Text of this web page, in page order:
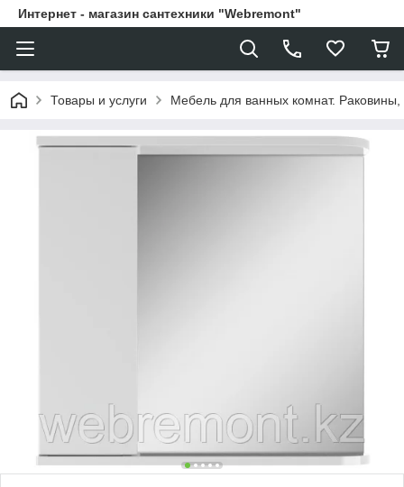
Интернет - магазин сантехники "Webremont"
Товары и услуги Мебель для ванных комнат.